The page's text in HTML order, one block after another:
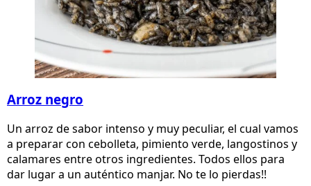
Arroz negro
Un arroz de sabor intenso y muy peculiar, el cual vamos
a preparar con cebolleta, pimiento verde, langostinos y
calamares entre otros ingredientes. Todos ellos para
dar lugar a un auténtico manjar. No te lo pierdas!!